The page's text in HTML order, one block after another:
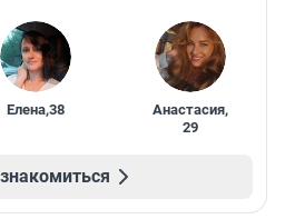
Елена,38 Анастасия,
29